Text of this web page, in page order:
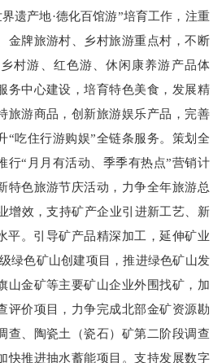
遗产地·德化百馆游”培育工作，注重
金牌旅游村、乡村旅游重点村，不断
村游、红色游、休闲康养游产品体
务中心建设，培育特色美食，发展精
旅游商品，创新旅游娱乐产品，完善
“吃住行游购娱”全链条服务。策划全
行“月月有活动、季季有热点”营销计
特色旅游节庆活动，力争全年旅游总
增效，支持矿产企业引进新工艺、新
平。引导矿产品精深加工，延伸矿业
绿色矿山创建项目，推进绿色矿山发
山金矿等主要矿山企业外围找矿，加
评价项目，力争完成北部金矿资源勘
查、陶瓷土（瓷石）矿第二阶段调查
快推进抽水蓄能项目。支持发展数字